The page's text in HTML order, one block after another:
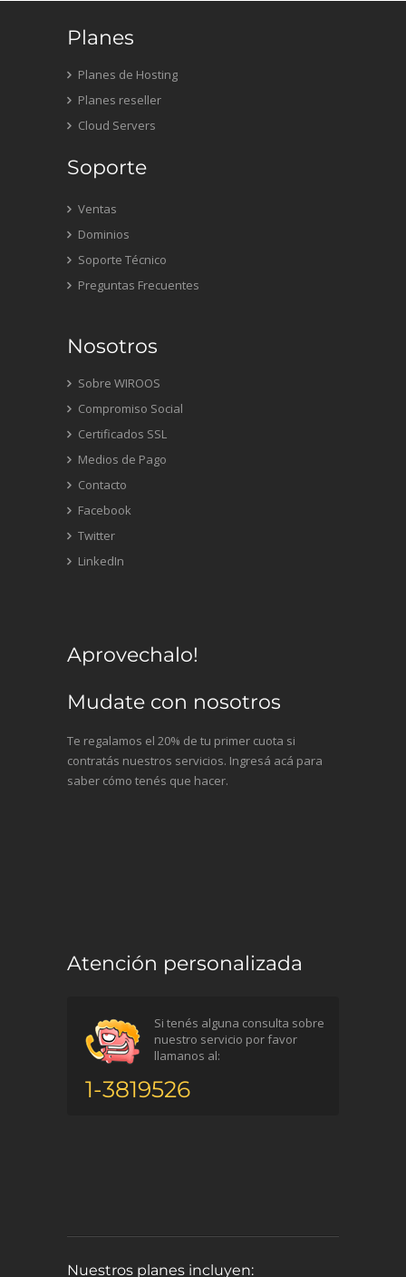
Planes
Planes de Hosting
Planes reseller
Cloud Servers
Soporte
Ventas
Dominios
Soporte Técnico
Preguntas Frecuentes
Nosotros
Sobre WIROOS
Compromiso Social
Certificados SSL
Medios de Pago
Contacto
Facebook
Twitter
LinkedIn
Aprovechalo!
Mudate con nosotros
Te regalamos el 20% de tu primer cuota si
contratás nuestros servicios. Ingresá acá para
saber cómo tenés que hacer.
Atención personalizada
Si tenés alguna consulta sobre
nuestro servicio por favor
llamanos al:
1-3819526
Nuestros planes incluyen: